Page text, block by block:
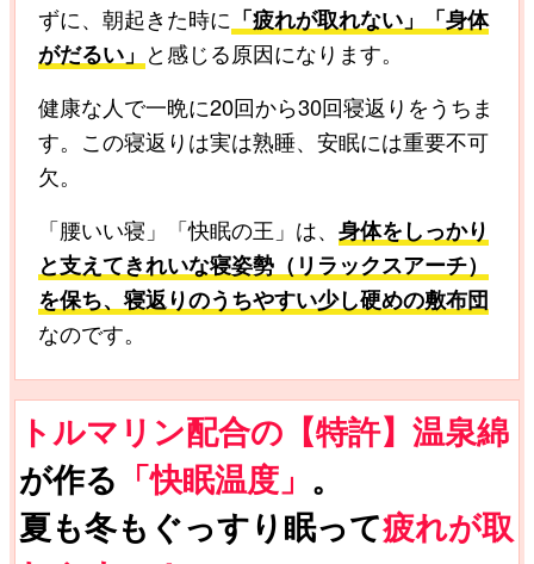
ずに、朝起きた時に 「疲れが取れない」「身体
がだるい」 と感じる原因になります。
健康な人で一晩に20回から30回寝返りをうちま
す。この寝返りは実は熟睡、安眠には重要不可
欠。
「腰いい寝」「快眠の王」は、身体をしっかり
と支えてきれいな寝姿勢（リラックスアーチ）
を保ち、寝返りのうちやすい少し硬めの敷布団
なのです。
トルマリン配合の【特許】温泉綿
が作る 「快眠温度」 。
夏も冬もぐっすり眠って疲れが取